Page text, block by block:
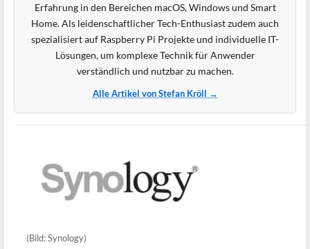
Erfahrung in den Bereichen macOS, Windows und Smart
Home. Als leidenschaftlicher Tech-Enthusiast zudem auch
spezialisiert auf Raspberry Pi Projekte und individuelle IT-
Lösungen, um komplexe Technik für Anwender
verständlich und nutzbar zu machen.
Alle Artikel von Stefan Kröll →
(Bild: Synology)